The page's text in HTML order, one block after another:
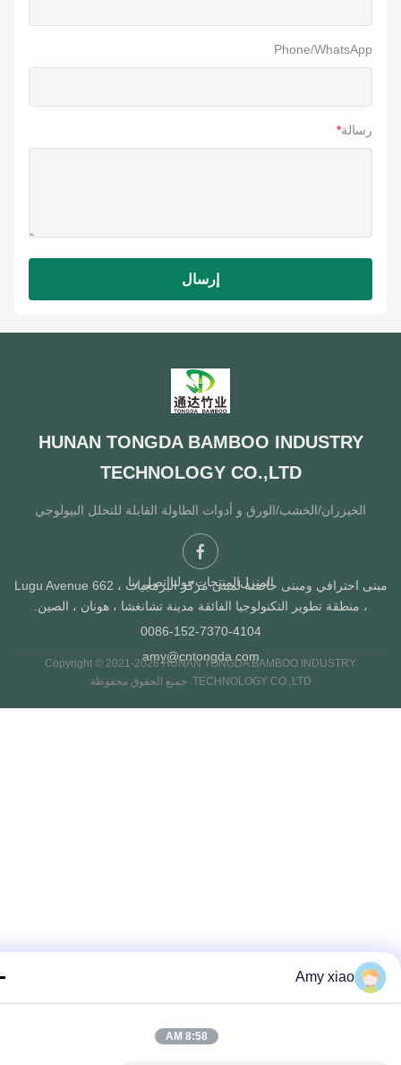
Phone/WhatsApp
رسالة
إرسال
HUNAN TONGDA BAMBOO INDUSTRY
TECHNOLOGY CO.,LTD
الخيزران/الخشب/الورق و أدوات الطاولة القابلة للتحلل البيولوجي
المنزلالمنتجاتحولنااتصل بنا
مبنى احترافي ومبنى حاضنة لمبنى مركز البرمجيات ، Lugu Avenue 662
، منطقة تطوير التكنولوجيا الفائقة مدينة تشانغشا ، هونان ، الصين.
0086-152-7370-4104
amy@cntongda.com
Copyright © 2021-2026 HUNAN TONGDA BAMBOO INDUSTRY
TECHNOLOGY CO.,LTD. جميع الحقوق محفوظة
Amy xiao
8:58 AM